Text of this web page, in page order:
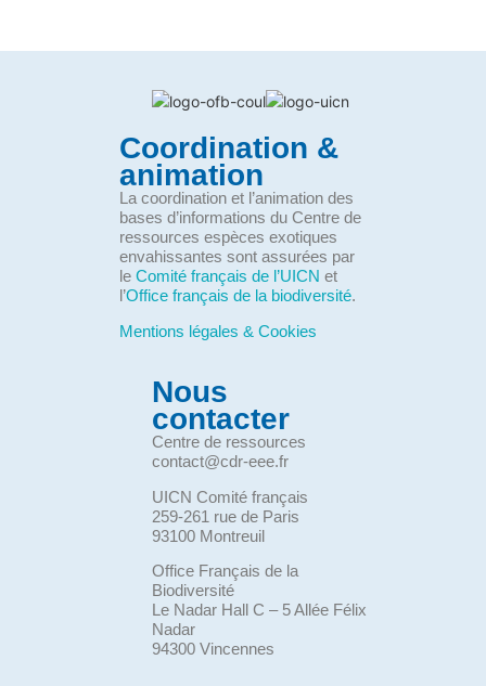
Coordination &
animation
La coordination et l’animation des
bases d’informations du Centre de
ressources espèces exotiques
envahissantes sont assurées par
le Comité français de l’UICN et
l’Office français de la biodiversité.
Mentions légales & Cookies
Nous
contacter
Centre de ressources
contact@cdr-eee.fr
UICN Comité français
259-261 rue de Paris
93100 Montreuil
Office Français de la
Biodiversité
Le Nadar Hall C – 5 Allée Félix
Nadar
94300 Vincennes